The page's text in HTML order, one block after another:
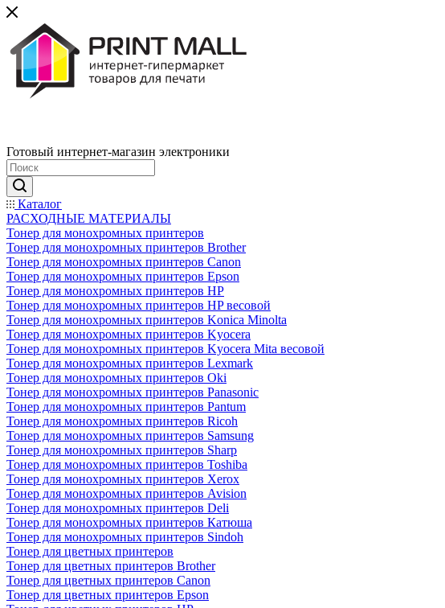
Готовый интернет-магазин электроники
Каталог
РАСХОДНЫЕ МАТЕРИАЛЫ
Тонер для монохромных принтеров
Тонер для монохромных принтеров Brother
Тонер для монохромных принтеров Canon
Тонер для монохромных принтеров Epson
Тонер для монохромных принтеров HP
Тонер для монохромных принтеров HP весовой
Тонер для монохромных принтеров Konica Minolta
Тонер для монохромных принтеров Kyocera
Тонер для монохромных принтеров Kyocera Mita весовой
Тонер для монохромных принтеров Lexmark
Тонер для монохромных принтеров Oki
Тонер для монохромных принтеров Panasonic
Тонер для монохромных принтеров Pantum
Тонер для монохромных принтеров Ricoh
Тонер для монохромных принтеров Samsung
Тонер для монохромных принтеров Sharp
Тонер для монохромных принтеров Toshiba
Тонер для монохромных принтеров Xerox
Тонер для монохромных принтеров Avision
Тонер для монохромных принтеров Deli
Тонер для монохромных принтеров Катюша
Тонер для монохромных принтеров Sindoh
Тонер для цветных принтеров
Тонер для цветных принтеров Brother
Тонер для цветных принтеров Canon
Тонер для цветных принтеров Epson